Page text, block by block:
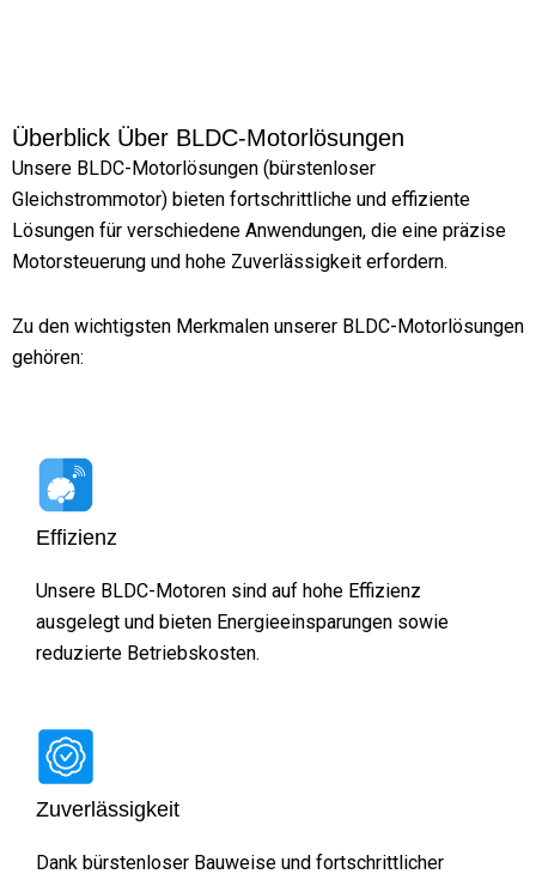
Überblick Über BLDC-Motorlösungen
Unsere BLDC-Motorlösungen (bürstenloser
Gleichstrommotor) bieten fortschrittliche und effiziente
Lösungen für verschiedene Anwendungen, die eine präzise
Motorsteuerung und hohe Zuverlässigkeit erfordern.
Zu den wichtigsten Merkmalen unserer BLDC-Motorlösungen
gehören:
Effizienz
Unsere BLDC-Motoren sind auf hohe Effizienz
ausgelegt und bieten Energieeinsparungen sowie
reduzierte Betriebskosten.
Zuverlässigkeit
Dank bürstenloser Bauweise und fortschrittlicher